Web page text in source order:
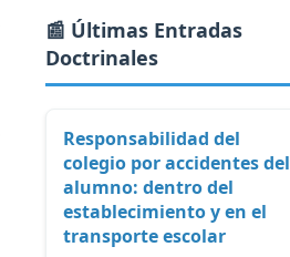
📰 Últimas Entradas
Doctrinales
Responsabilidad del
colegio por accidentes del
alumno: dentro del
establecimiento y en el
transporte escolar